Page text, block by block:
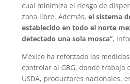
cual minimiza el riesgo de
zona libre. Además, el sistema
establecido en todo el norte
detectado una sola mosca”,
México ha reforzado las
controlar al GBG, donde trabaja
USDA, productores nacionales,